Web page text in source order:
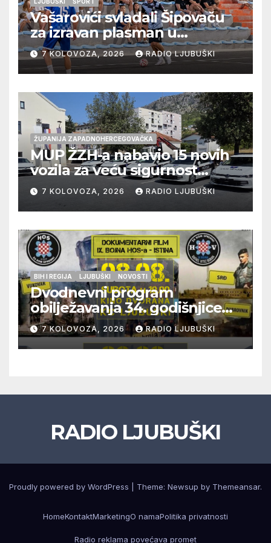
Vašarovići svladali Šipovaču
za izravan plasman u
četvrtfinale, Grab izborio
prolazak dalje, Klobuk ispao,
večeras počinje četvrtfinale
juniora
7 KOLOVOZA, 2026 RADIO LJUBUŠKI
ŽUPANIJA ZAPADNOHERCEGOVAČKA
MUP ŽZH-a nabavio 15 novih
vozila za veću sigurnost
građana i učinkovitiji rad
policije
7 KOLOVOZA, 2026 RADIO LJUBUŠKI
BIH I REGIJA LJUBUŠKI NOVOSTI
Dvodnevni program
obilježavanja 34. godišnjice
pogibije generala Blaža
Kraljevića i osmorice
pripadnika HOS-a
7 KOLOVOZA, 2026 RADIO LJUBUŠKI
RADIO LJUBUŠKI
Proudly powered by WordPress Theme: Newsup by Themeansar.
HomeKontaktMarketingO namaPolitika privatnosti
Radio reklama povećava promet